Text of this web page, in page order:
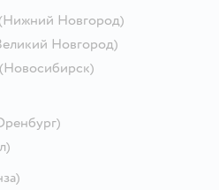
Новгород)
Новгород)
(Новосибирск)